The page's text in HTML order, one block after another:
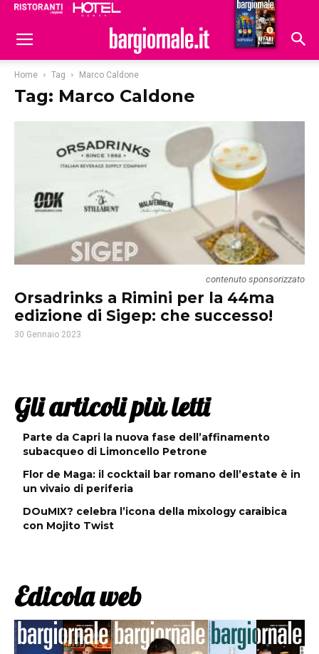
Hoteldomani
Home Tag Marco Caldone
Tag: Marco Caldone
contenuto sponsorizzato
Orsadrinks a Rimini per la 44ma
edizione di Sigep: che successo!
30 Gennaio 2023
Gli articoli più letti
Parte da Capri la nuova fase dell’affinamento
subacqueo di Limoncello Petrone
Flor de Maga: il cocktail bar romano dell’estate è in
un vivaio di periferia
DOuMIX? celebra l’icona della mixology caraibica
con Mojito Twist
Edicola web